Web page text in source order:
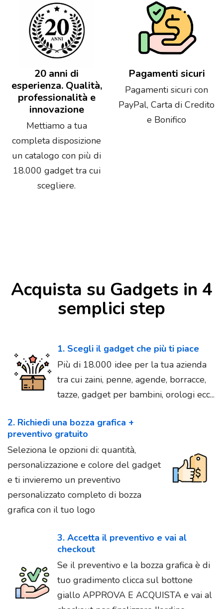
20 anni di
esperienza. Qualità,
professionalità e
innovazione
Mettiamo a tua
completa disposizione
un catalogo con più di
18.000 gadget tra cui
scegliere.
Pagamenti sicuri
Pagamenti sicuri con
PayPal, Carta di Credito
e Bonifico
Acquista su Gadgets in 4
semplici step
1. Scegli il gadget che più ti piace
Più di 18.000 idee per la tua azienda
tra cui zaini, penne, agende, borracce,
tazze, gadget per bambini, orologi ecc...
2. Richiedi una bozza grafica +
preventivo gratuito
Seleziona le opzioni di: quantità,
personalizzazione e colore del gadget
e ti invieremo un preventivo
personalizzato completo di bozza
grafica con il tuo logo
3. Accetta il preventivo e vai al
checkout
Se il preventivo e la bozza grafica è di
tuo gradimento clicca sul bottone
giallo APPROVA E ACQUISTA e vai al